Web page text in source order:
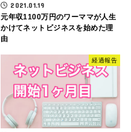
2021.01.19
元年収1100万円のワーママが人生
かけてネットビジネスを始めた理
由
経過報告